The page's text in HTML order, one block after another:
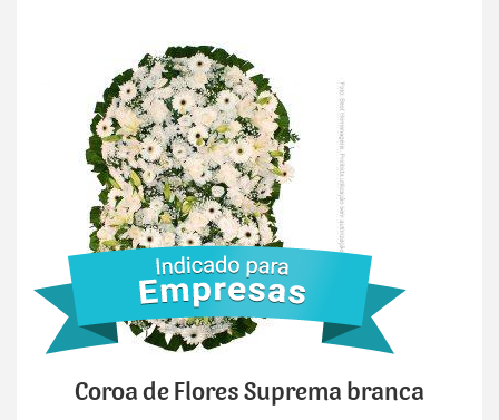
Coroa de Flores Suprema branca